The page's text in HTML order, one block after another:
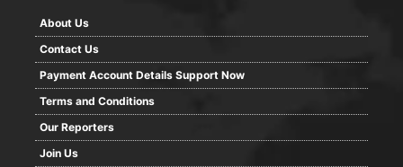
About Us
Contact Us
Payment Account Details Support Now
Terms and Conditions
Our Reporters
Join Us